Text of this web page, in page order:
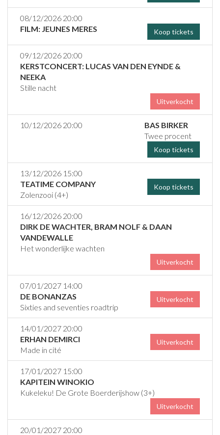
08/12/2026 20:00
FILM: JEUNES MERES
Koop tickets
09/12/2026 20:00
KERSTCONCERT: LUCAS VAN DEN EYNDE &
NEEKA
Stille nacht
Uitverkocht
10/12/2026 20:00
BAS BIRKER
Twee procent
Koop tickets
13/12/2026 15:00
TEATIME COMPANY
Zolenzooi (4+)
Koop tickets
16/12/2026 20:00
DIRK DE WACHTER, BRAM NOLF & DAAN
VANDEWALLE
Het wonderlijke wachten
Uitverkocht
07/01/2027 14:00
DE BONANZAS
Sixties and seventies roadtrip
Uitverkocht
14/01/2027 20:00
ERHAN DEMIRCI
Made in cité
Uitverkocht
17/01/2027 15:00
KAPITEIN WINOKIO
Kukeleku! De Grote Boerderijshow (3+)
Uitverkocht
20/01/2027 20:00